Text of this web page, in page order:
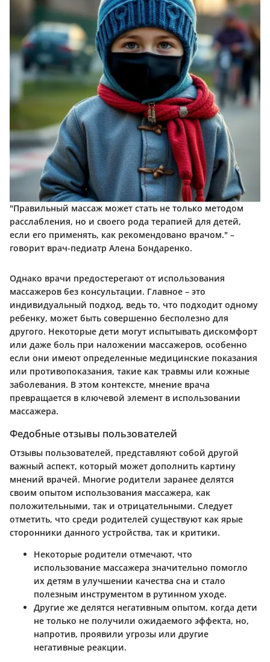
"Правильный массаж может стать не только методом
расслабления, но и своего рода терапией для детей,
если его применять, как рекомендовано врачом." –
говорит врач-педиатр Алена Бондаренко.
Однако врачи предостерегают от использования
массажеров без консультации. Главное – это
индивидуальный подход, ведь то, что подходит одному
ребенку, может быть совершенно бесполезно для
другого. Некоторые дети могут испытывать дискомфорт
или даже боль при наложении массажеров, особенно
если они имеют определенные медицинские показания
или противопоказания, такие как травмы или кожные
заболевания. В этом контексте, мнение врача
превращается в ключевой элемент в использовании
массажера.
Федобные отзывы пользователей
Отзывы пользователей, представляют собой другой
важный аспект, который может дополнить картину
мнений врачей. Многие родители заранее делятся
своим опытом использования массажера, как
положительными, так и отрицательными. Следует
отметить, что среди родителей существуют как ярые
сторонники данного устройства, так и критики.
Некоторые родители отмечают, что
использование массажера значительно помогло
их детям в улучшении качества сна и стало
полезным инструментом в рутинном уходе.
Другие же делятся негативным опытом, когда дети
не только не получили ожидаемого эффекта, но,
напротив, проявили угрозы или другие
негативные реакции.